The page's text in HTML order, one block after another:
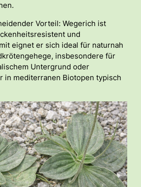
Vorteil: Wegerich ist
und
eignet er sich ideal für naturnah
insbesondere für
Untergrund oder
in mediterranen Biotopen typisch